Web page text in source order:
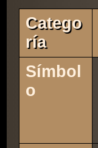
Catego
Ría
Símbol
o